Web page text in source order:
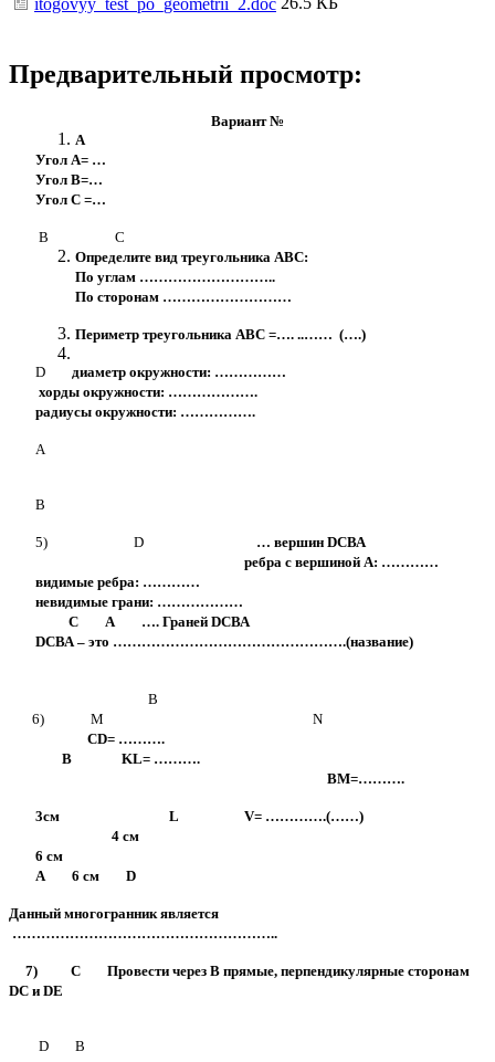
itogovyy_test_po_geometrii_2.doc
Предварительный просмотр:
Вариант №
А
Угол А= …
Угол В=…
Угол С =…
B С
Определите вид треугольника АВС:
По углам ………………………..
По сторонам ………………………
Периметр треугольника АВС =…. ..…… (….)
D диаметр окружности: ……………
хорды окружности: ……………….
радиусы окружности: …………….
А
В
5) D … вершин DСВА
ребра с вершиной А: …………
видимые ребра: …………
невидимые грани: ………………
С А …. Граней DСВА
DСВА – это ………………………………………….(название)
В
6) М N
CD= ……….
B KL= ……….
ВМ=……….
3см L V= ………….(……)
4 см
6 см
А 6 см D
Данный многогранник является
………………………………………………..
7) С Провести через В прямые, перпендикулярные сторонам
DC и DE
D В